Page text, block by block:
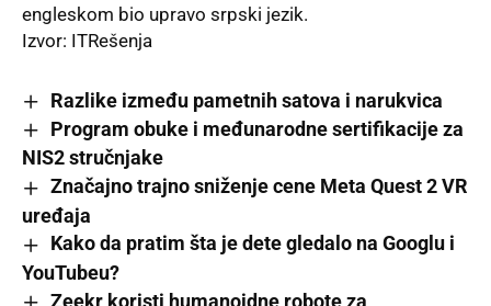
engleskom bio upravo srpski jezik.
Izvor: ITRešenja
Razlike između pametnih satova i narukvica
Program obuke i međunarodne sertifikacije za
NIS2 stručnjake
Značajno trajno sniženje cene Meta Quest 2 VR
uređaja
Kako da pratim šta je dete gledalo na Googlu i
YouTubeu?
Zeekr koristi humanoidne robote za